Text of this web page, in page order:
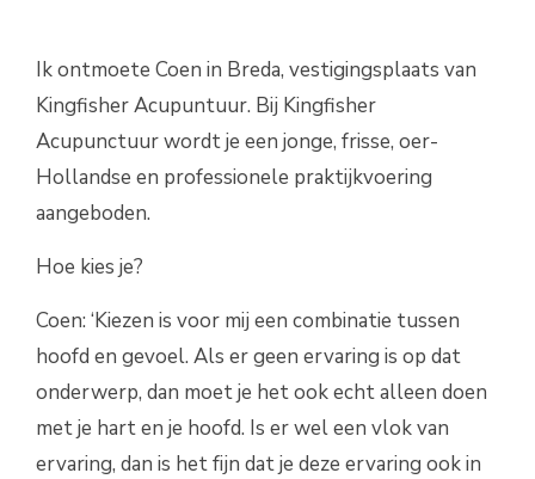
Ik ontmoete Coen in Breda, vestigingsplaats van
Kingfisher Acupuntuur. Bij Kingfisher
Acupunctuur wordt je een jonge, frisse, oer-
Hollandse en professionele praktijkvoering
aangeboden.
Hoe kies je?
Coen: ‘Kiezen is voor mij een combinatie tussen
hoofd en gevoel. Als er geen ervaring is op dat
onderwerp, dan moet je het ook echt alleen doen
met je hart en je hoofd. Is er wel een vlok van
ervaring, dan is het fijn dat je deze ervaring ook in